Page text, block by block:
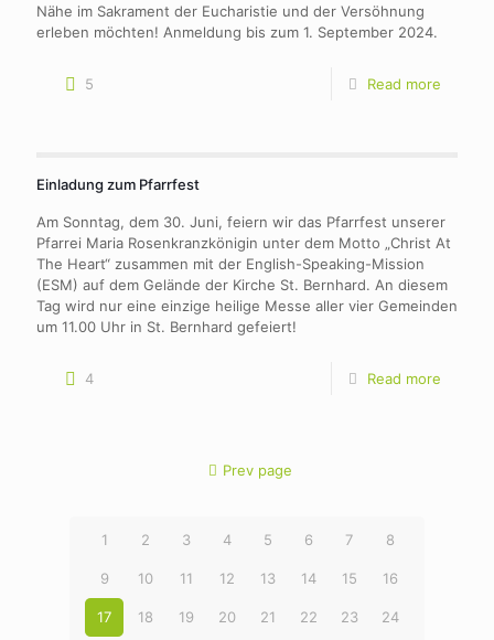
Nähe im Sakrament der Eucharistie und der Versöhnung
erleben möchten! Anmeldung bis zum 1. September 2024.
5 Read more
Einladung zum Pfarrfest
Am Sonntag, dem 30. Juni, feiern wir das Pfarrfest unserer
Pfarrei Maria Rosenkranzkönigin unter dem Motto „Christ At
The Heart“ zusammen mit der English-Speaking-Mission
(ESM) auf dem Gelände der Kirche St. Bernhard. An diesem
Tag wird nur eine einzige heilige Messe aller vier Gemeinden
um 11.00 Uhr in St. Bernhard gefeiert!
4 Read more
Prev page
1 2 3 4 5 6 7 8
9 10 11 12 13 14 15 16
17 18 19 20 21 22 23 24